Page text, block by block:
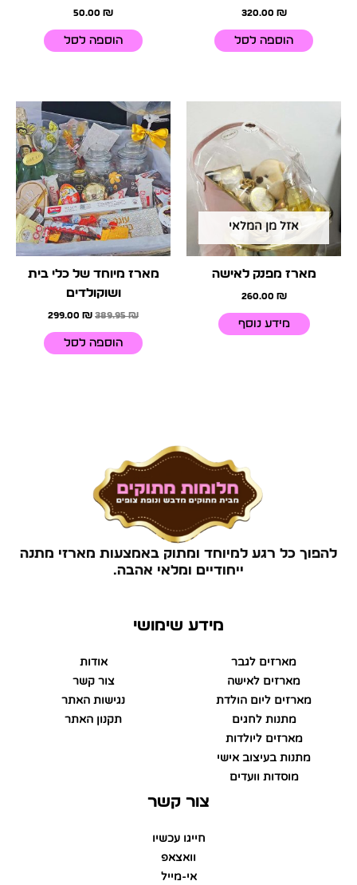
320.00 ₪
הוספה לסל
50.00 ₪
הוספה לסל
אזל מן המלאי
מארז מפנק לאישה
260.00 ₪
מידע נוסף
מארז מיוחד של כלי בית
ושוקולדים
389.95₪
המקורי
היה:
389.95 ₪.
299.00 ₪
המחיר
הנוכחי
הוא:
299.00 ₪.
הוספה לסל
להפוך כל רגע למיוחד ומתוק באמצעות מארזי מתנה
ייחודיים ומלאי אהבה.
מידע שימושי
מארזים לגבר
מארזים לאישה
מארזים ליום הולדת
מתנות לחגים
מארזים ליולדות
מתנות בעיצוב אישי
מוסדות וועדים
אודות
צור קשר
נגישות האתר
תקנון האתר
צור קשר
חייגו עכשיו
וואצאפ
אי-מייל